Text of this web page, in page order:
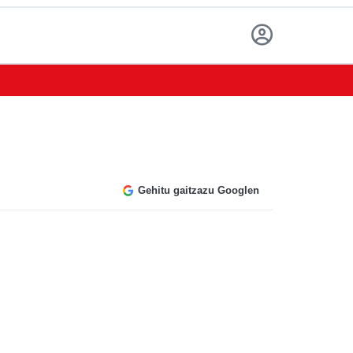
Gehitu gaitzazu Googlen